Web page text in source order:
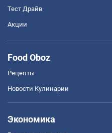
Тест Драйв
Акции
Food Oboz
Рецепты
Новости Кулинарии
Экономика